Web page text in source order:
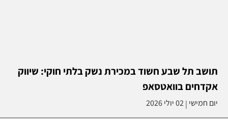
תושב תל שבע חשוד במכירת נשק בלתי חוקי: שיווק
אקדחים בוואטסאפ
יום חמישי |02 יולי 2026